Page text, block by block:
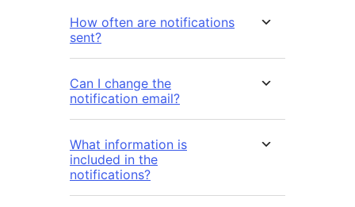
How often are notifications
sent?
Can I change the
notification email?
What information is
included in the
notifications?